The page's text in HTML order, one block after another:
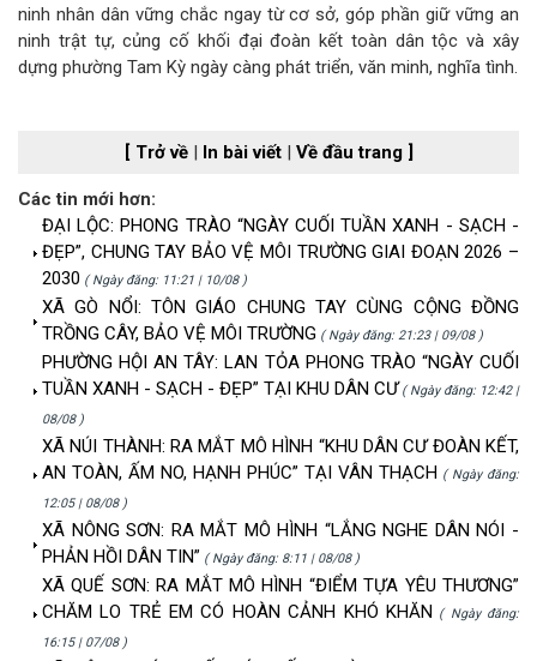
ninh nhân dân vững chắc ngay từ cơ sở, góp phần giữ vững an
ninh trật tự, củng cố khối đại đoàn kết toàn dân tộc và xây
dựng phường Tam Kỳ ngày càng phát triển, văn minh, nghĩa tình.
[ Trở về | In bài viết | Về đầu trang ]
Các tin mới hơn:
ĐẠI LỘC: PHONG TRÀO “NGÀY CUỐI TUẦN XANH - SẠCH -
ĐẸP”, CHUNG TAY BẢO VỆ MÔI TRƯỜNG GIAI ĐOẠN 2026 –
2030 ( Ngày đăng: 11:21 | 10/08 )
XÃ GÒ NỔI: TÔN GIÁO CHUNG TAY CÙNG CỘNG ĐỒNG
TRỒNG CÂY, BẢO VỆ MÔI TRƯỜNG ( Ngày đăng: 21:23 | 09/08 )
PHƯỜNG HỘI AN TÂY: LAN TỎA PHONG TRÀO “NGÀY CUỐI
TUẦN XANH - SẠCH - ĐẸP” TẠI KHU DÂN CƯ( Ngày đăng: 12:42 |
08/08 )
XÃ NÚI THÀNH: RA MẮT MÔ HÌNH “KHU DÂN CƯ ĐOÀN KẾT,
AN TOÀN, ẤM NO, HẠNH PHÚC” TẠI VÂN THẠCH ( Ngày đăng:
12:05 | 08/08 )
XÃ NÔNG SƠN: RA MẮT MÔ HÌNH “LẮNG NGHE DÂN NÓI -
PHẢN HỒI DÂN TIN” ( Ngày đăng: 8:11 | 08/08 )
XÃ QUẾ SƠN: RA MẮT MÔ HÌNH “ĐIỂM TỰA YÊU THƯƠNG”
CHĂM LO TRẺ EM CÓ HOÀN CẢNH KHÓ KHĂN ( Ngày đăng:
16:15 | 07/08 )